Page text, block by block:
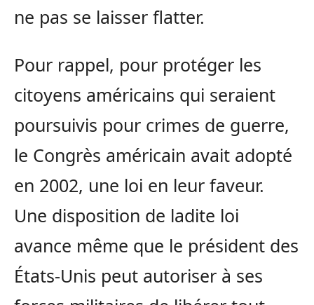
ne pas se laisser flatter.
Pour rappel, pour protéger les
citoyens américains qui seraient
poursuivis pour crimes de guerre,
le Congrès américain avait adopté
en 2002, une loi en leur faveur.
Une disposition de ladite loi
avance même que le président des
États-Unis peut autoriser à ses